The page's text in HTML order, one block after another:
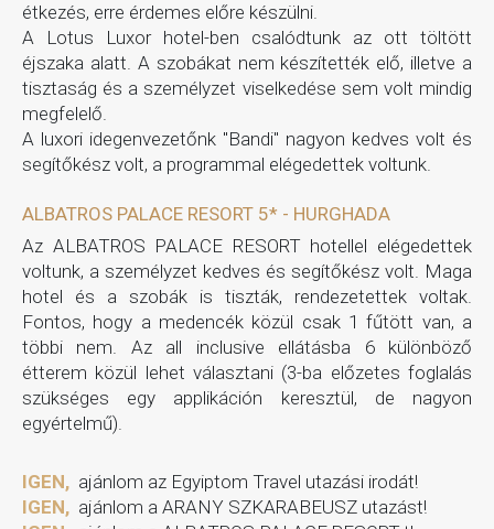
étkezés, erre érdemes előre készülni.
A Lotus Luxor hotel-ben csalódtunk az ott töltött
éjszaka alatt. A szobákat nem készítették elő, illetve a
tisztaság és a személyzet viselkedése sem volt mindig
megfelelő.
A luxori idegenvezetőnk "Bandi" nagyon kedves volt és
segítőkész volt, a programmal elégedettek voltunk.
ALBATROS PALACE RESORT 5* - HURGHADA
Az ALBATROS PALACE RESORT hotellel elégedettek
voltunk, a személyzet kedves és segítőkész volt. Maga
hotel és a szobák is tiszták, rendezetettek voltak.
Fontos, hogy a medencék közül csak 1 fűtött van, a
többi nem. Az all inclusive ellátásba 6 különböző
étterem közül lehet választani (3-ba előzetes foglalás
szükséges egy applikáción keresztül, de nagyon
egyértelmű).
IGEN, ajánlom az Egyiptom Travel utazási irodát!
IGEN, ajánlom a ARANY SZKARABEUSZ utazást!